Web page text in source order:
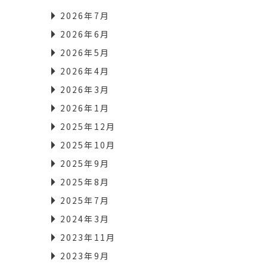
2026年7月
2026年6月
2026年5月
2026年4月
2026年3月
2026年1月
2025年12月
2025年10月
2025年9月
2025年8月
2025年7月
2024年3月
2023年11月
2023年9月